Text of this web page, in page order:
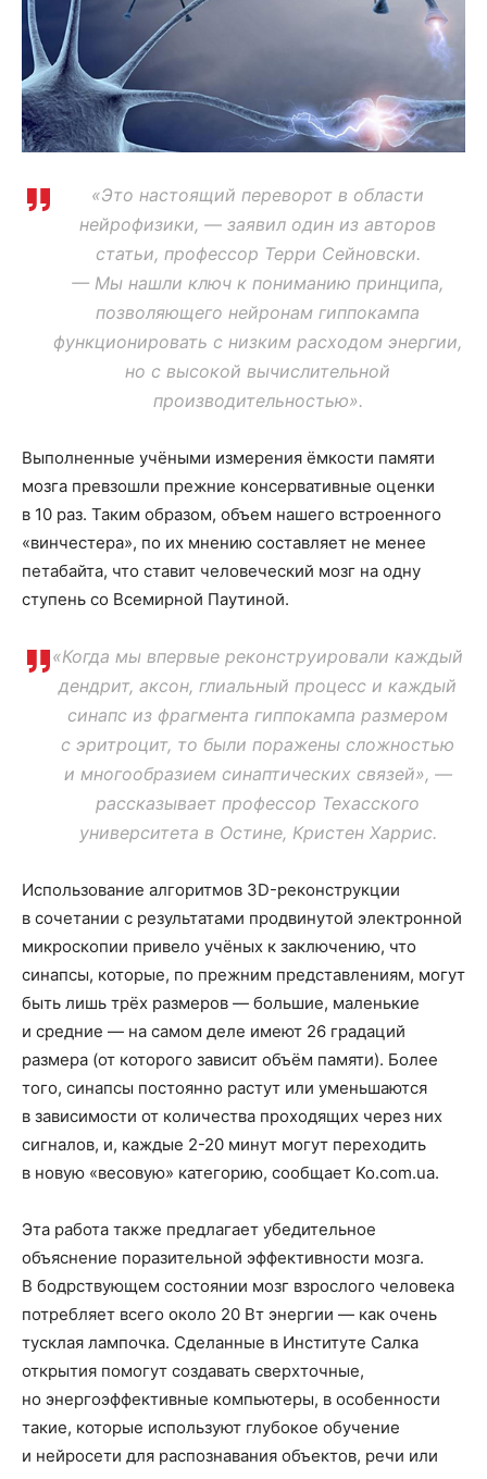
«Это настоящий переворот в области
нейрофизики, — заявил один из авторов
статьи, профессор Терри Сейновски.
— Мы нашли ключ к пониманию принципа,
позволяющего нейронам гиппокампа
функционировать с низким расходом энергии,
но с высокой вычислительной
производительностью».
Выполненные учёными измерения ёмкости памяти
мозга превзошли прежние консервативные оценки
в 10 раз. Таким образом, объем нашего встроенного
«винчестера», по их мнению составляет не менее
петабайта, что ставит человеческий мозг на одну
ступень со Всемирной Паутиной.
«Когда мы впервые реконструировали каждый
дендрит, аксон, глиальный процесс и каждый
синапс из фрагмента гиппокампа размером
с эритроцит, то были поражены сложностью
и многообразием синаптических связей», —
рассказывает профессор Техасского
университета в Остине, Кристен Харрис.
Использование алгоритмов 3D-реконструкции
в сочетании с результатами продвинутой электронной
микроскопии привело учёных к заключению, что
синапсы, которые, по прежним представлениям, могут
быть лишь трёх размеров — большие, маленькие
и средние — на самом деле имеют 26 градаций
размера (от которого зависит объём памяти). Более
того, синапсы постоянно растут или уменьшаются
в зависимости от количества проходящих через них
сигналов, и, каждые 2-20 минут могут переходить
в новую «весовую» категорию, сообщает Ko.com.ua.
Эта работа также предлагает убедительное
объяснение поразительной эффективности мозга.
В бодрствующем состоянии мозг взрослого человека
потребляет всего около 20 Вт энергии — как очень
тусклая лампочка. Сделанные в Институте Салка
открытия помогут создавать сверхточные,
но энергоэффективные компьютеры, в особенности
такие, которые используют глубокое обучение
и нейросети для распознавания объектов, речи или